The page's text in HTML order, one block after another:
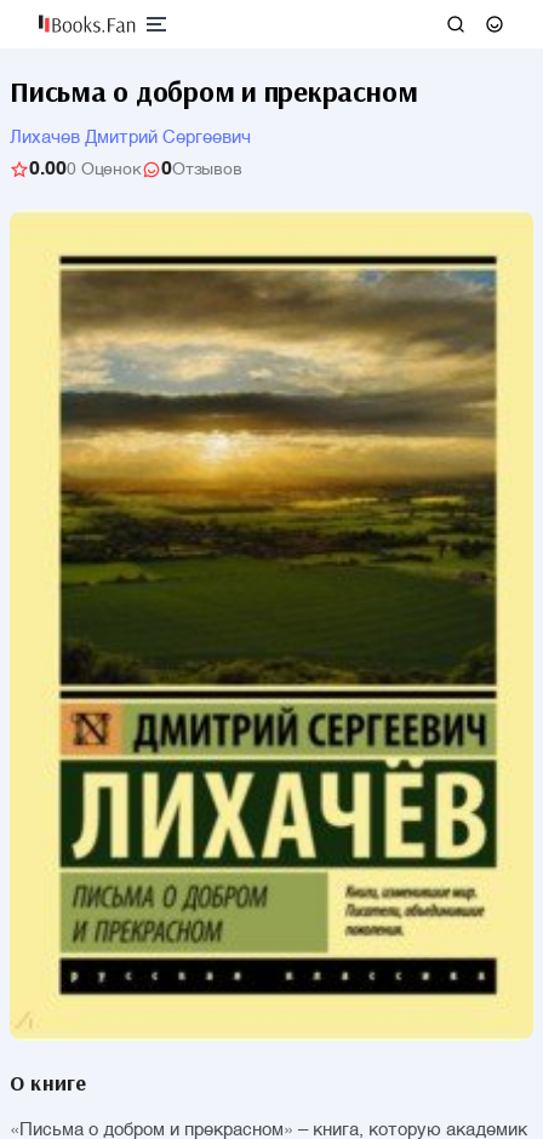
Письма о добром и прекрасном
Лихачев Дмитрий Сергеевич
0.000 Оценок 0Отзывов
О книге
«Письма о добром и прекрасном» – книга, которую академик